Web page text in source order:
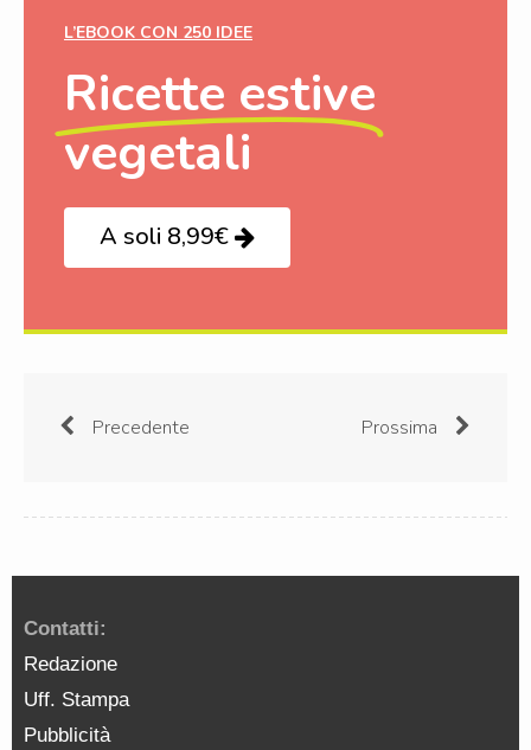
L’EBOOK CON 250 IDEE
Ricette estive
vegetali
A soli 8,99€
Precedente Prossima
Contatti:
Redazione
Uff. Stampa
Pubblicità